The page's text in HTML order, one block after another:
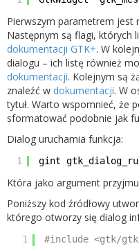
Pierwszym parametrem jest
Następnym są flagi, których
dokumentacji GTK+. W
dialogu – ich listę również
dokumentacji. Kolejnym są
znaleźć w dokumentacji. W
tytuł. Warto wspomnieć, że
sformatować podobnie jak
Dialog uruchamia funkcja:
1 gint
Która jako argument
Poniższy kod źródłowy
którego otworzy się dialog
1
#include <gtk/